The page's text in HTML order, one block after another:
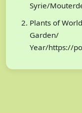
Syrie/
Plants of
Garden/
Year/https://